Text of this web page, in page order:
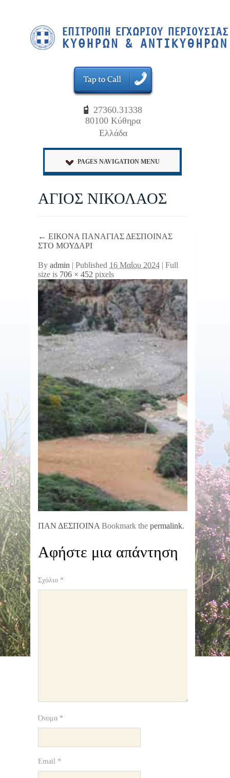
27360.31338
80100 Κύθηρα
Ελλάδα
PAGES NAVIGATION MENU
ΑΓΙΟΣ ΝΙΚΟΛΑΟΣ
← ΕΙΚΟΝΑ ΠΑΝΑΓΙΑΣ ΔΕΣΠΟΙΝΑΣ
ΣΤΟ ΜΟΥΔΑΡΙ
By admin | Published 16 Μαΐου 2024 | Full
size is 706 × 452 pixels
ΠΑΝ ΔΕΣΠΟΙΝΑ Bookmark the permalink.
Αφήστε μια απάντηση
Σχόλιο *
Όνομα *
Email *